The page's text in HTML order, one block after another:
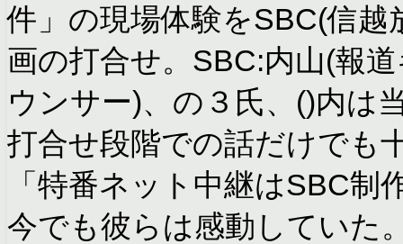
件」の現場体験をSBC(信
画の打合せ。SBC:内山(報
ウンサー)、の３氏、()内は
打合せ段階での話だけでも
「特番ネット中継はSBC
今でも彼らは感動していた